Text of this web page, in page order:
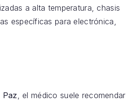
a alta temperatura, chasis
específicas para electrónica,
, el médico suele recomendar